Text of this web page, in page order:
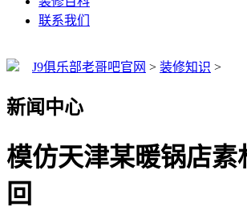
联系我们
J9俱乐部老哥吧官网 > 装修知识 >
新闻中心
模仿天津某暖锅店素
回